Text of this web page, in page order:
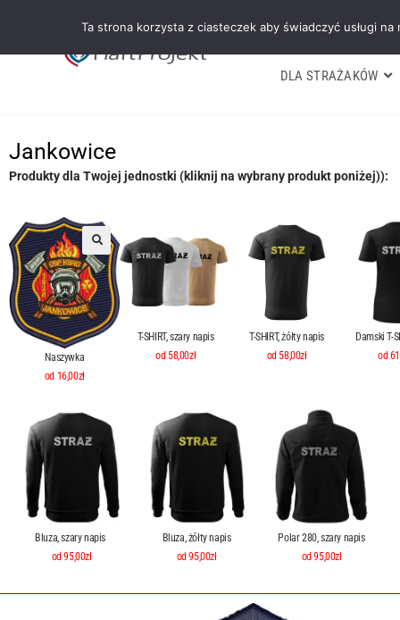
DLA STRAŻAKÓW
Jankowice
Produkty dla Twojej jednostki (kliknij na wybrany produkt poniżej)):
Naszywka
od 16,00zł
T-SHIRT, szary napis
od 58,00zł
T-SHIRT, żółty napis
od 58,00zł
Damski T-
od
Bluza, szary napis
od 95,00zł
Bluza, żółty napis
od 95,00zł
Polar 280, szary napis
od 95,00zł
Ta strona korzysta z ciasteczek aby świadczyć usługi